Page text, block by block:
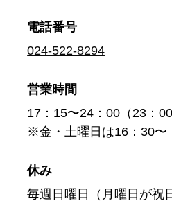
電話番号
024-522-8294
営業時間
17：15〜24：00（23：
※金・土曜日は16：30〜
休み
毎週日曜日（月曜日が祝